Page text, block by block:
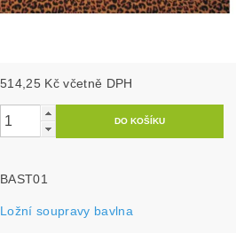
514,25 Kč včetně DPH
BAST01
Ložní soupravy bavlna